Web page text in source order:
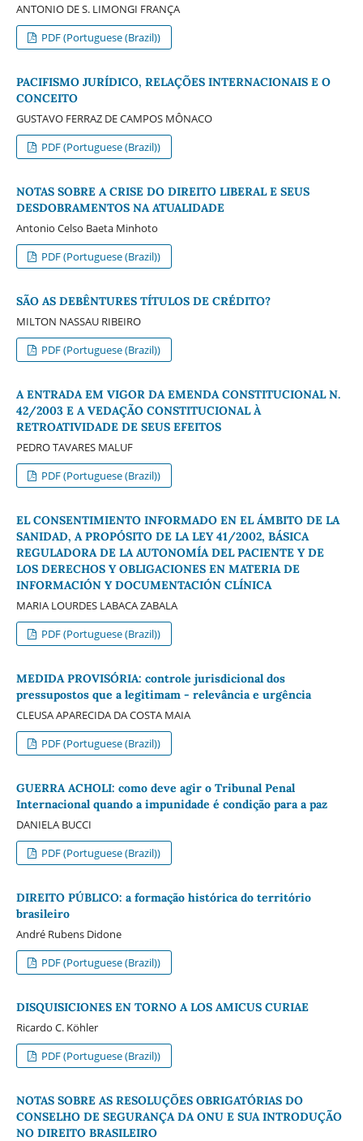
ANTONIO DE S. LIMONGI FRANÇA
PDF (Portuguese (Brazil))
PACIFISMO JURÍDICO, RELAÇÕES INTERNACIONAIS E O
CONCEITO
GUSTAVO FERRAZ DE CAMPOS MÔNACO
PDF (Portuguese (Brazil))
NOTAS SOBRE A CRISE DO DIREITO LIBERAL E SEUS
DESDOBRAMENTOS NA ATUALIDADE
Antonio Celso Baeta Minhoto
PDF (Portuguese (Brazil))
SÃO AS DEBÊNTURES TÍTULOS DE CRÉDITO?
MILTON NASSAU RIBEIRO
PDF (Portuguese (Brazil))
A ENTRADA EM VIGOR DA EMENDA CONSTITUCIONAL N.
42/2003 E A VEDAÇÃO CONSTITUCIONAL À
RETROATIVIDADE DE SEUS EFEITOS
PEDRO TAVARES MALUF
PDF (Portuguese (Brazil))
EL CONSENTIMIENTO INFORMADO EN EL ÁMBITO DE LA
SANIDAD, A PROPÓSITO DE LA LEY 41/2002, BÁSICA
REGULADORA DE LA AUTONOMÍA DEL PACIENTE Y DE
LOS DERECHOS Y OBLIGACIONES EN MATERIA DE
INFORMACIÓN Y DOCUMENTACIÓN CLÍNICA
MARIA LOURDES LABACA ZABALA
PDF (Portuguese (Brazil))
MEDIDA PROVISÓRIA: controle jurisdicional dos
pressupostos que a legitimam - relevância e urgência
CLEUSA APARECIDA DA COSTA MAIA
PDF (Portuguese (Brazil))
GUERRA ACHOLI: como deve agir o Tribunal Penal
Internacional quando a impunidade é condição para a paz
DANIELA BUCCI
PDF (Portuguese (Brazil))
DIREITO PÚBLICO: a formação histórica do território
brasileiro
André Rubens Didone
PDF (Portuguese (Brazil))
DISQUISICIONES EN TORNO A LOS AMICUS CURIAE
Ricardo C. Köhler
PDF (Portuguese (Brazil))
NOTAS SOBRE AS RESOLUÇÕES OBRIGATÓRIAS DO
CONSELHO DE SEGURANÇA DA ONU E SUA INTRODUÇÃO
NO DIREITO BRASILEIRO